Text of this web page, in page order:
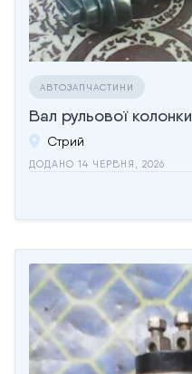
АВТОЗАПЧАСТИНИ
Вал рульової
Стрий
ДОДАНО 14 ЧЕРВНЯ, 2026